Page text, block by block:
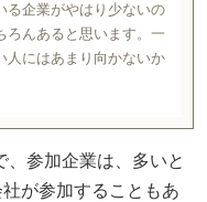
る企業がやはり少ないの
ろんあると思います。一
人にはあまり向かないか
、参加企業は、多いと
が参加することもあ